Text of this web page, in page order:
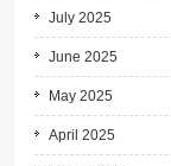
July 2025
June 2025
May 2025
April 2025